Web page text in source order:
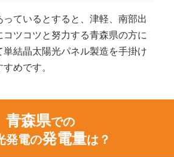
ているとすると、津軽、南部出
ツコツと努力する青森県の方に
単結晶太陽光パネル製造を手掛け
めです。
青森県での
発電の発電量は？